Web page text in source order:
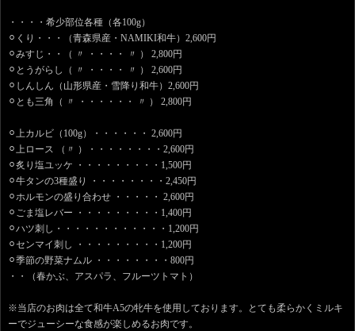
・・・・希少部位各種（各100g）
⚪︎くり・・・（青森県産・NAMIKI和牛）2,600円
⚪︎みすじ・・（ 〃 ・・・・ 〃 ） 2,800円
⚪︎とうがらし（ 〃 ・・・・ 〃 ） 2,600円
⚪︎しんしん（山形県産・雪降り和牛）2,600円
⚪︎とも三角（ 〃 ・・・・・・ 〃 ） 2,800円
⚪︎上カルビ（100g）・・・・・・ 2,600円
⚪︎上ロース （〃 ）・・・・・・・・2,600円
⚪︎炙り塩ユッケ ・・・・・・・・・1,500円
⚪︎牛タンの3種盛り ・・・・・・・・2,450円
⚪︎ホルモンの盛り合わせ ・・・・・ 2,600円
⚪︎ごま塩レバー ・・・・・・・・・1,400円
⚪︎ハツ刺し・・・・・・・・・・・・1,200円
⚪︎センマイ刺し ・・・・・・・・・1,200円
⚪︎季節の野菜ナムル ・・・・・・・・800円
・・（春かぶ、アスパラ、フルーツトマト）
※当店のお肉は全て和牛A5の牝牛を使用しております。とても柔らかくミルキ
ーでジューシーな食感が楽しめるお肉です。